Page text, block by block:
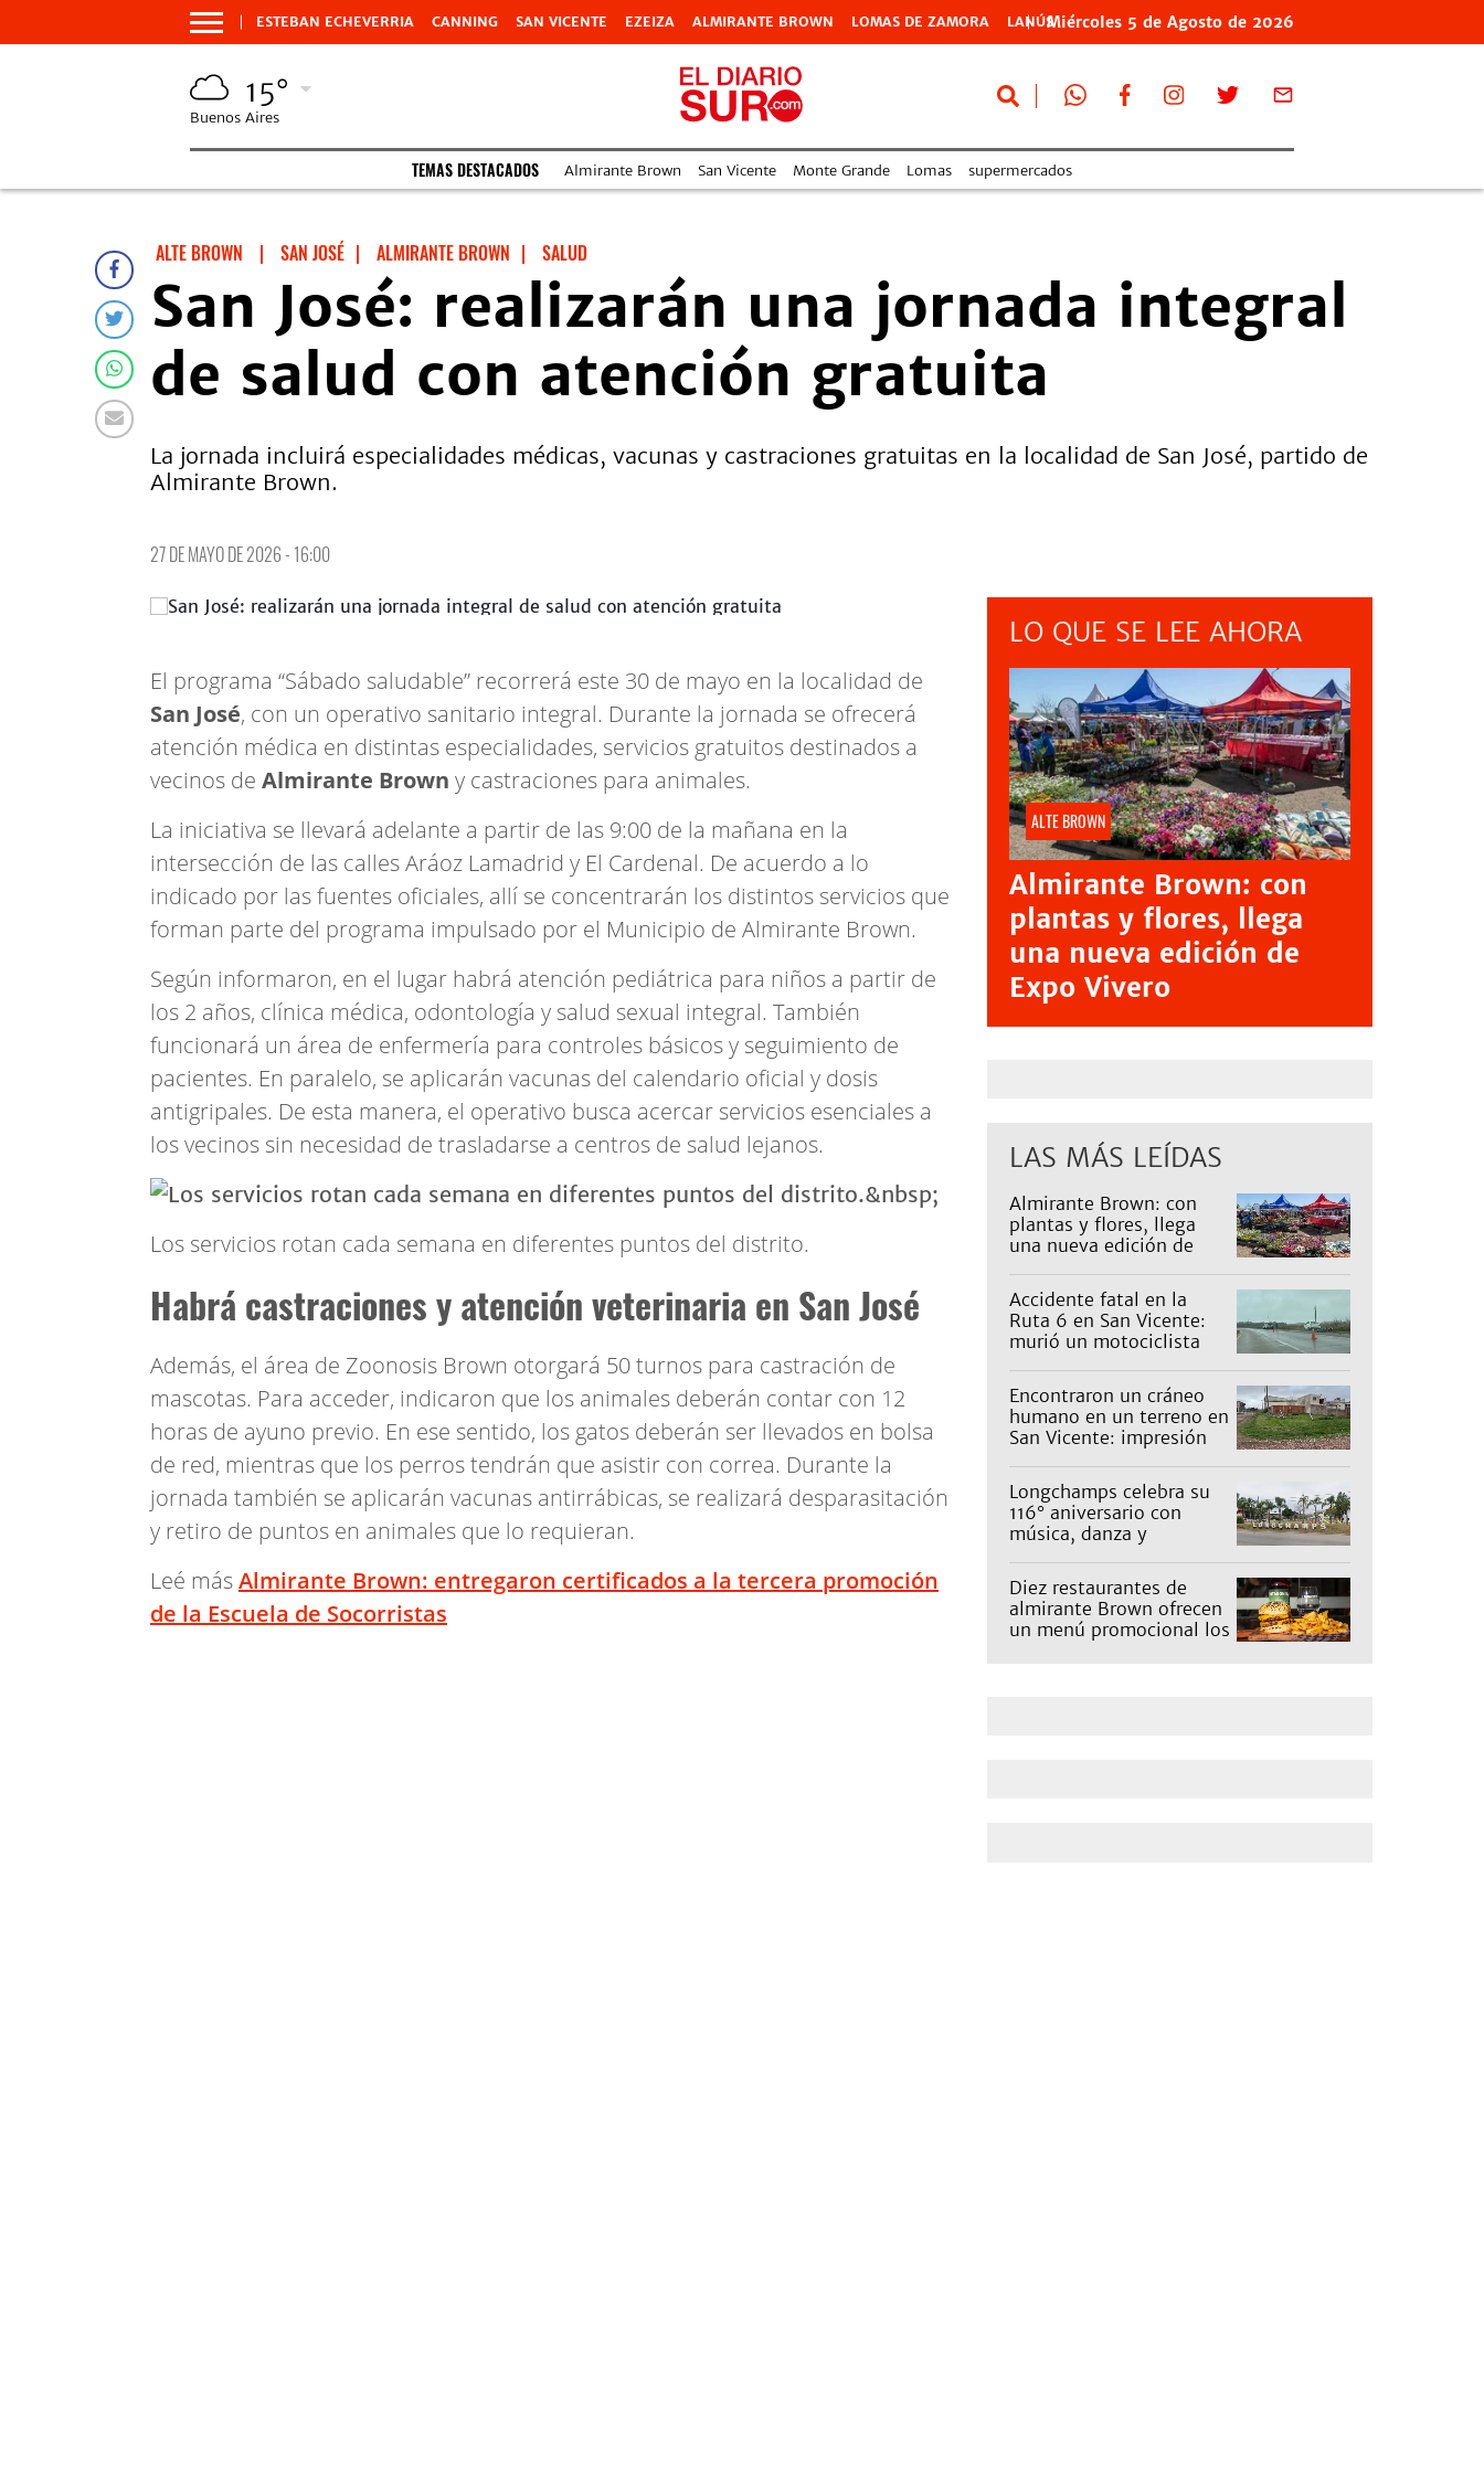
ESTEBAN ECHEVERRIA CANNING SAN VICENTE EZEIZA ALMIRANTE BROWN LOMAS DE ZAMORA LANÚSMiércoles 5 de Agosto de 2026
15°
Buenos Aires
TEMAS DESTACADOS Almirante Brown San Vicente Monte Grande Lomas supermercados
ALTE BROWN | SAN JOSÉ | ALMIRANTE BROWN | SALUD
San José: realizarán una jornada integral
de salud con atención gratuita
La jornada incluirá especialidades médicas, vacunas y castraciones gratuitas en la localidad de San José, partido de
Almirante Brown.
27 DE MAYO DE 2026 - 16:00
El programa “Sábado saludable” recorrerá este 30 de mayo en la localidad de
San José, con un operativo sanitario integral. Durante la jornada se ofrecerá
atención médica en distintas especialidades, servicios gratuitos destinados a
vecinos de Almirante Brown y castraciones para animales.
La iniciativa se llevará adelante a partir de las 9:00 de la mañana en la
intersección de las calles Aráoz Lamadrid y El Cardenal. De acuerdo a lo
indicado por las fuentes oficiales, allí se concentrarán los distintos servicios que
forman parte del programa impulsado por el Municipio de Almirante Brown.
Según informaron, en el lugar habrá atención pediátrica para niños a partir de
los 2 años, clínica médica, odontología y salud sexual integral. También
funcionará un área de enfermería para controles básicos y seguimiento de
pacientes. En paralelo, se aplicarán vacunas del calendario oficial y dosis
antigripales. De esta manera, el operativo busca acercar servicios esenciales a
los vecinos sin necesidad de trasladarse a centros de salud lejanos.
Los servicios rotan cada semana en diferentes puntos del distrito.
Habrá castraciones y atención veterinaria en San José
Además, el área de Zoonosis Brown otorgará 50 turnos para castración de
mascotas. Para acceder, indicaron que los animales deberán contar con 12
horas de ayuno previo. En ese sentido, los gatos deberán ser llevados en bolsa
de red, mientras que los perros tendrán que asistir con correa. Durante la
jornada también se aplicarán vacunas antirrábicas, se realizará desparasitación
y retiro de puntos en animales que lo requieran.
Leé másAlmirante Brown: entregaron certificados a la tercera promoción
de la Escuela de Socorristas
LO QUE SE LEE AHORA
ALTE BROWN
Almirante Brown: con
plantas y flores, llega
una nueva edición de
Expo Vivero
LAS MÁS LEÍDAS
Almirante Brown: con
plantas y flores, llega
una nueva edición de
Accidente fatal en la
Ruta 6 en San Vicente:
murió un motociclista
Encontraron un cráneo
humano en un terreno en
San Vicente: impresión
Longchamps celebra su
116° aniversario con
música, danza y
familia
Diez restaurantes de
almirante Brown ofrecen
un menú promocional los